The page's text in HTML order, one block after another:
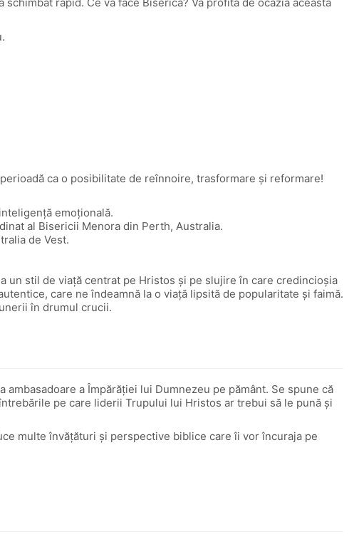
rapid. Ce va face Biserica? Va profita de ocazia aceasta
ca o posibilitate de reînnoire, trasformare şi reformare!
emoţională.
al Bisericii Menora din Perth, Australia.
de Vest.
un stil de viață centrat pe Hristos și pe slujire în care credincioșia
care ne îndeamnă la o viață lipsită de popularitate și faimă.
în drumul crucii.
a Împărăției lui Dumnezeu pe pământ. Se spune că
pe care liderii Trupului lui Hristos ar trebui să le pună și
multe învățături și perspective biblice care îi vor încuraja pe